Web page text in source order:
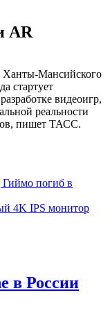
AR
Ханты-Мансийского
стартует
видеоигр,
реальности
пишет ТАСС.
Гиймо погиб в
4K IPS монитор
в России